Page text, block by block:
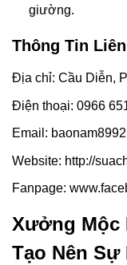
giường.
Thông Tin
Địa chỉ: Cầu Diễn,
Điện thoại: 0966
Email:
Website: http://
Fanpage:
Xưởng Mộc
Tạo Nên Sự